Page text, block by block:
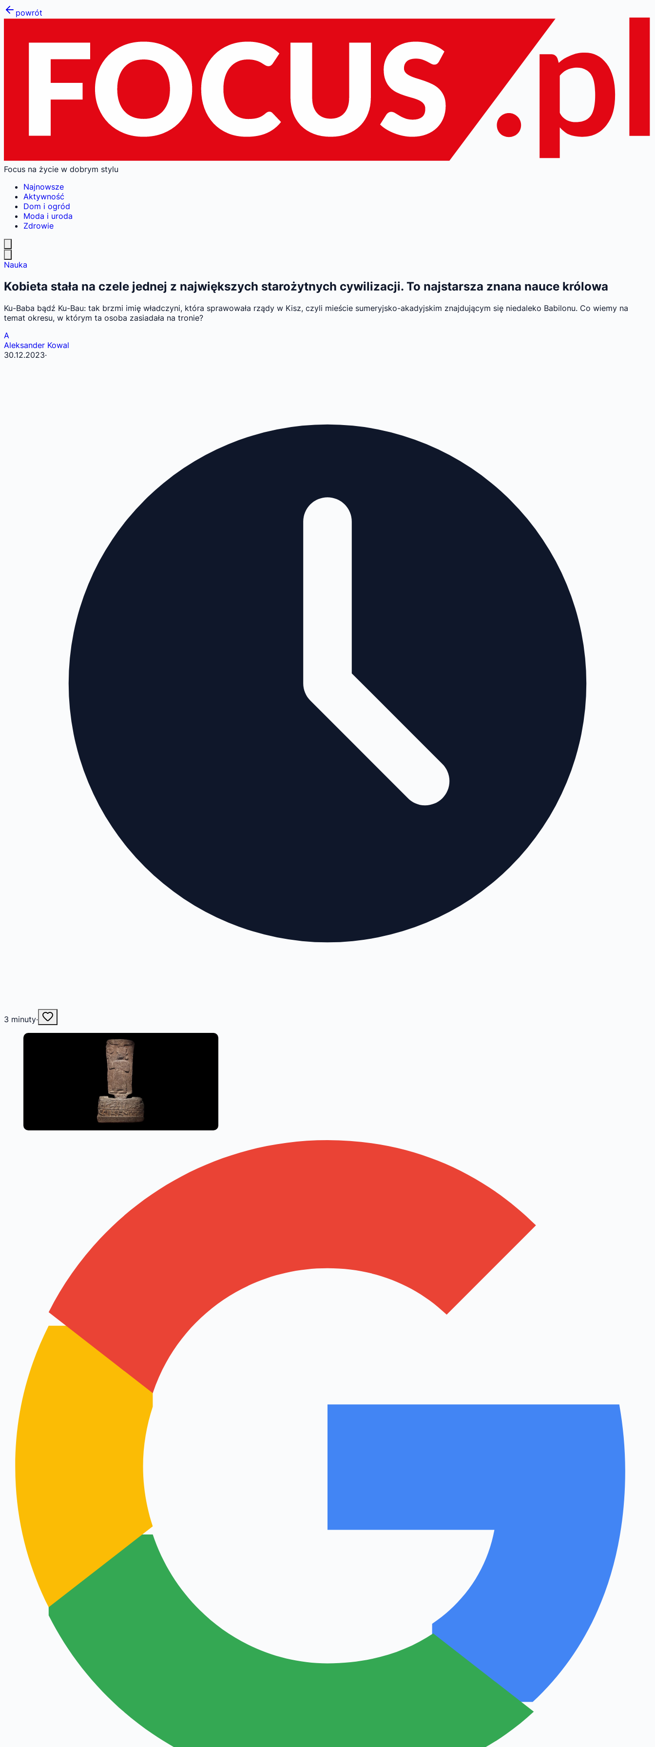
powrót
Focus na życie w dobrym stylu
Najnowsze
Aktywność
Dom i ogród
Moda i uroda
Zdrowie
Nauka
Kobieta stała na czele jednej z największych starożytnych cywilizacji. To najstarsza znana nauce królowa
Ku-Baba bądź Ku-Bau: tak brzmi imię władczyni, która sprawowała rządy w Kisz, czyli mieście sumeryjsko-akadyjskim znajdującym się niedaleko Babilonu. Co wiemy na
temat okresu, w którym ta osoba zasiadała na tronie?
A
Aleksander Kowal
30.12.2023·
3 minuty·